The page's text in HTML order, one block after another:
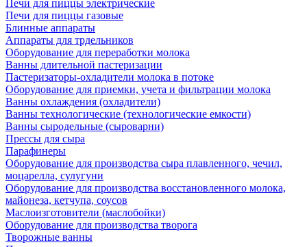
Печи для пиццы электрические
Печи для пиццы газовые
Блинные аппараты
Аппараты для трдельников
Оборудование для переработки молока
Ванны длительной пастеризации
Пастеризаторы-охладители молока в потоке
Оборудование для приемки, учета и фильтрации молока
Ванны охлаждения (охладители)
Ванны технологические (технологические емкости)
Ванны сыродельные (сыроварни)
Прессы для сыра
Парафинеры
Оборудование для производства сыра плавленного, чечил,
моцарелла, сулугуни
Оборудование для производства восстановленного молока,
майонеза, кетчупа, соусов
Маслоизготовители (маслобойки)
Оборудование для производства творога
Творожные ванны